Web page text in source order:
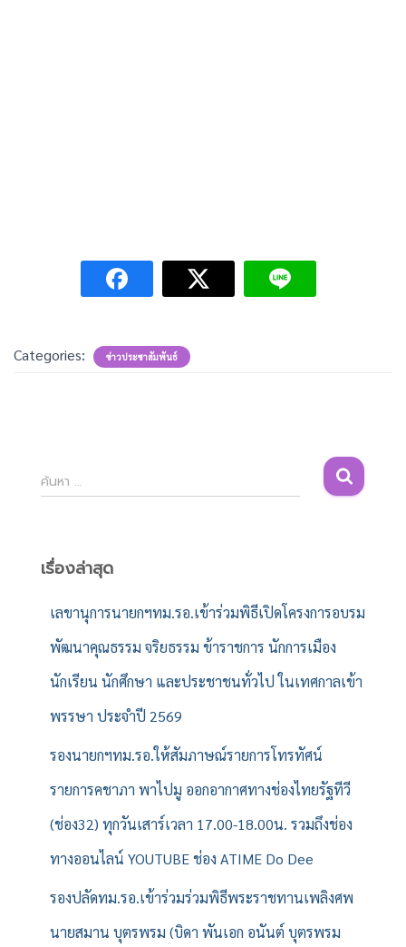
Categories: ข่าวประชาสัมพันธ์
ค้
น
สำ
ค้นหา …
เรื่องล่าสุด
เลขานุการนายกฯทม.รอ.เข้าร่วมพิธีเปิดโครงการอบรม
พัฒนาคุณธรรม จริยธรรม ข้าราชการ นักการเมือง
นักเรียน นักศึกษา และประชาชนทั่วไป ในเทศกาลเข้า
พรรษา ประจำปี 2569
รองนายกฯทม.รอ.ให้สัมภาษณ์รายการโทรทัศน์
รายการคชาภา พาไปมู ออกอากาศทางช่องไทยรัฐทีวี
(ช่อง32) ทุกวันเสาร์เวลา 17.00-18.00น. รวมถึงช่อง
ทางออนไลน์ YOUTUBE ช่อง ATIME Do Dee
รองปลัดทม.รอ.เข้าร่วมร่วมพิธีพระราชทานเพลิงศพ
นายสมาน บุตรพรม (บิดา พันเอก อนันต์ บุตรพรม